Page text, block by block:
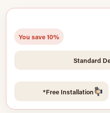
You save 10%
Standard
Free Installation*